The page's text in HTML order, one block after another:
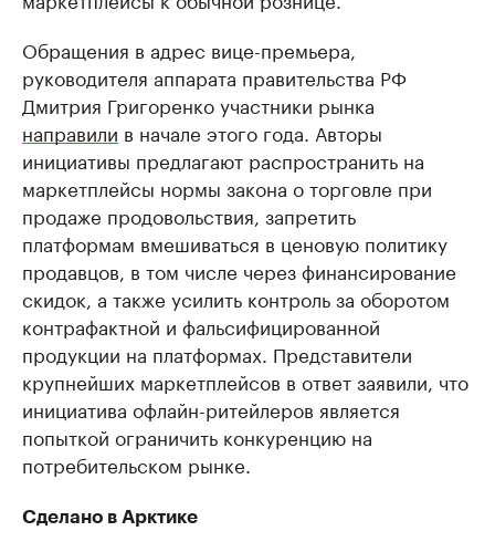
Обращения в адрес вице-премьера,
руководителя аппарата правительства РФ
Дмитрия Григоренко участники рынка
направили в начале этого года. Авторы
инициативы предлагают распространить на
маркетплейсы нормы закона о торговле при
продаже продовольствия, запретить
платформам вмешиваться в ценовую политику
продавцов, в том числе через финансирование
скидок, а также усилить контроль за оборотом
контрафактной и фальсифицированной
продукции на платформах. Представители
крупнейших маркетплейсов в ответ заявили, что
инициатива офлайн-ритейлеров является
попыткой ограничить конкуренцию на
потребительском рынке.
Сделано в Арктике